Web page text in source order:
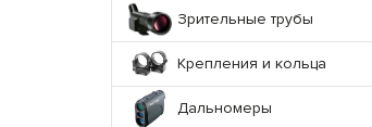
Зрительные трубы
Крепления и кольца
Дальномеры